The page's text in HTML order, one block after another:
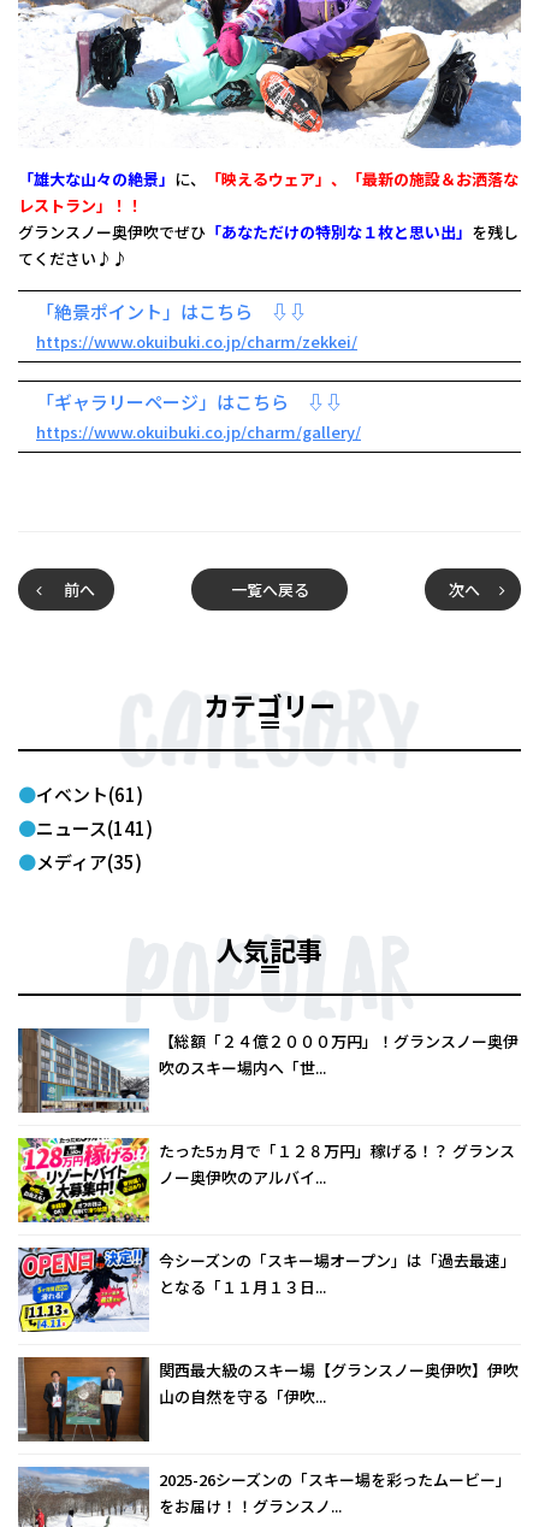
「雄大な山々の絶景」 に、
「映えるウェア」、「最新の施設＆お洒落な
レストラン」！！
グランスノー奥伊吹でぜひ 「あなただけの特別な１枚と思い出」 を残し
てください♪♪
「絶景ポイント」はこちら ⇩⇩
https://www.okuibuki.co.jp/charm/zekkei/
「ギャラリーページ」はこちら ⇩⇩
https://www.okuibuki.co.jp/charm/gallery/
前へ 一覧へ戻る 次へ
カテゴリー
イベント(61)
ニュース(141)
メディア(35)
人気記事
【総額「２４億２０００万円」！グランスノー奥伊
吹のスキー場内へ「世...
たった5ヵ月で「１２８万円」稼げる！？ グランス
ノー奥伊吹のアルバイ...
今シーズンの「スキー場オープン」は「過去最速」
となる「１１月１３日...
関西最大級のスキー場【グランスノー奥伊吹】伊吹
山の自然を守る「伊吹...
2025-26シーズンの「スキー場を彩ったムービー」
をお届け！！グランスノ...